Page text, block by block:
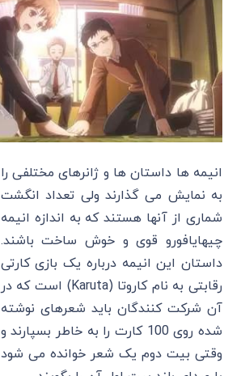
انیمه ها داستان ها و ژانرهای مختلفی را
به نمایش می گذارند ولی تعداد انگشت
شماری از آنها هستند که به اندازه انیمه
چیهایافورو قوی و خوش ساخت باشند.
داستان این انیمه درباره یک بازی کارتی
رقابتی به نام کاروتا (Karuta) است که در
آن شرکت کنندگان باید شعرهای نوشته
شده روی 100 کارت را به خاطر بسپارند و
وقتی بیت دوم یک شعر خوانده می شود